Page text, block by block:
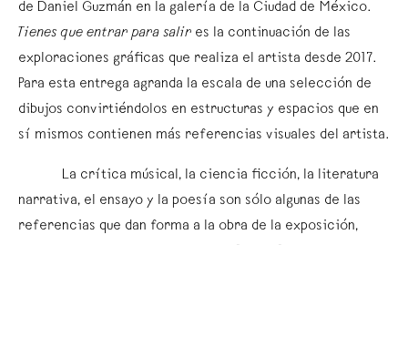
de Daniel Guzmán en la galería de la Ciudad de México.
Tienes que entrar para salir es la continuación de las
exploraciones gráficas que realiza el artista desde 2017.
Para esta entrega agranda la escala de una selección de
dibujos convirtiéndolos en estructuras y espacios que en
sí mismos contienen más referencias visuales del artista.
La crítica músical, la ciencia ficción, la literatura
narrativa, el ensayo y la poesía son sólo algunas de las
referencias que dan forma a la obra de la exposición,